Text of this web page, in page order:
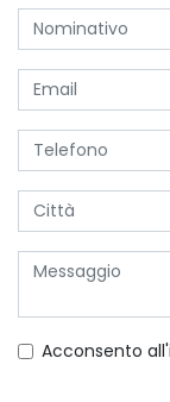
Acconsento